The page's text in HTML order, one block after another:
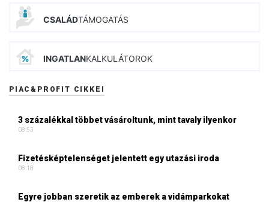
CSALÁDTÁMOGATÁS
INGATLANKALKULÁTOROK
PIAC&PROFIT CIKKEI
3 százalékkal többet vásároltunk, mint tavaly ilyenkor
08:53
Fizetésképtelenséget jelentett egy utazási iroda
08:18
Egyre jobban szeretik az emberek a vidámparkokat